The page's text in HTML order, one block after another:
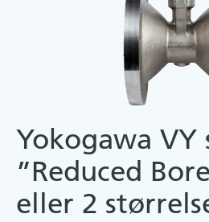
Yokogawa VY
”Reduced
eller 2